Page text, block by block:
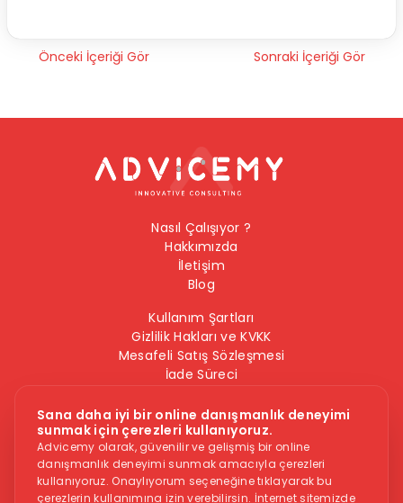
Önceki İçeriği Gör Sonraki İçeriği Gör
Sana daha iyi bir online danışmanlık deneyimi
sunmak için çerezleri kullanıyoruz.
Advicemy olarak, güvenilir ve gelişmiş bir online
danışmanlık deneyimi sunmak amacıyla çerezleri
kullanıyoruz. Onaylıyorum seçeneğine tıklayarak bu
çerezlerin kullanımına izin verebilirsin. İnternet sitemizde
Nasıl Çalışıyor ?
Hakkımızda
İletişim
Blog
Kullanım Şartları
Gizlilik Hakları ve KVKK
Mesafeli Satış Sözleşmesi
İade Süreci
Bilgi Güvenliği Politikası
Bizi Takip Edin